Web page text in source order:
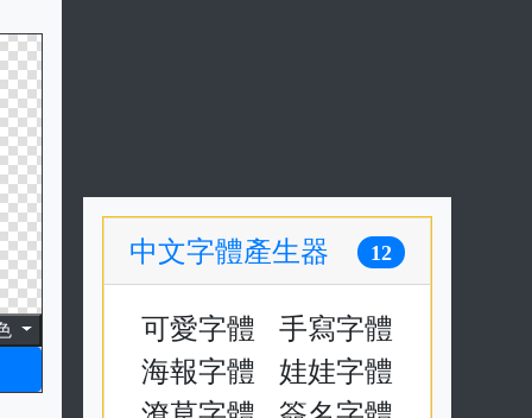
中文字體產生器 12
可愛字體
手寫字體
海報字體
娃娃字體